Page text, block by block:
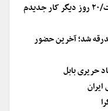
مسعود کیمیایی: حالم خوب است/۲۰ روز دیگر کار جدیدم
شد؛ آخرین حضور
حریری بابل